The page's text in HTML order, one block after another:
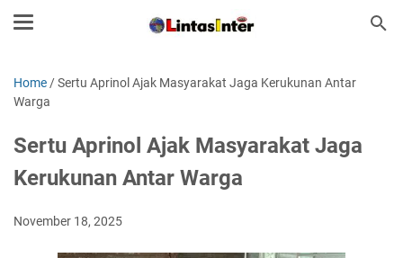
Home /Sertu Aprinol Ajak Masyarakat Jaga Kerukunan Antar
Warga
Sertu Aprinol Ajak Masyarakat Jaga
Kerukunan Antar Warga
November 18, 2025